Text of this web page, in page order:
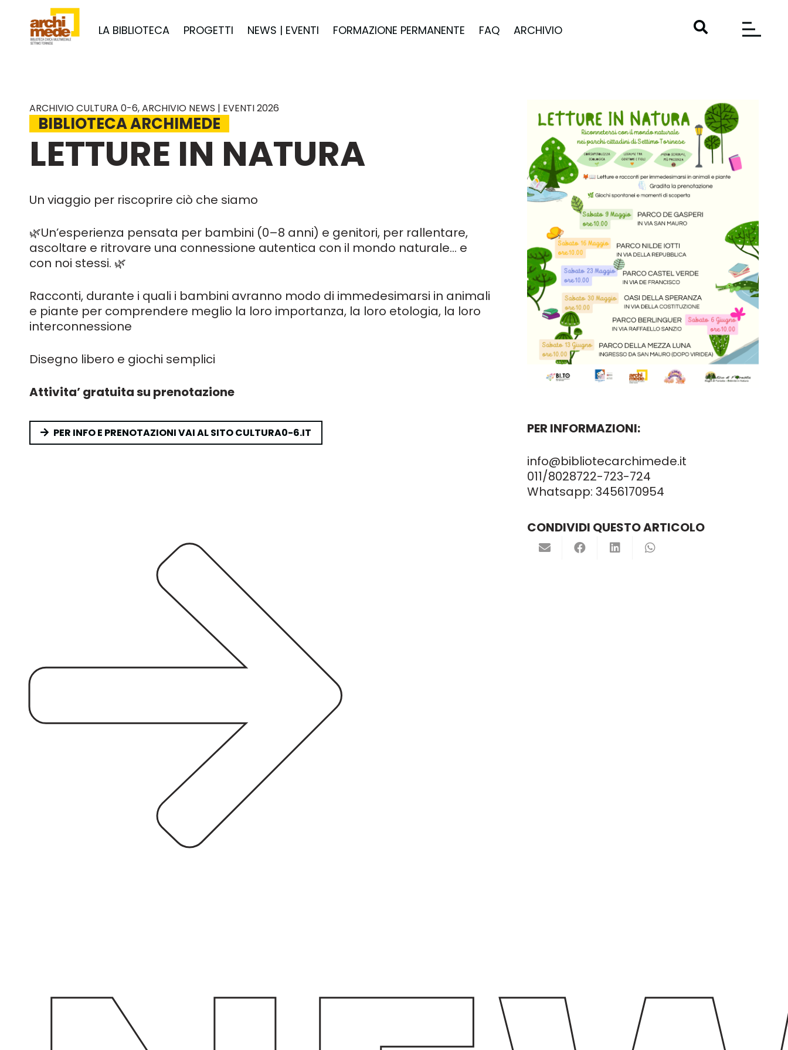
LA BIBLIOTECA PROGETTI NEWS | EVENTI FORMAZIONE PERMANENTE FAQ ARCHIVIO
ARCHIVIO CULTURA 0-6,ARCHIVIO NEWS | EVENTI 2026
BIBLIOTECA ARCHIMEDE
LETTURE IN NATURA
Un viaggio per riscoprire ciò che siamo
🌿Un’esperienza pensata per bambini (0–8 anni) e genitori, per rallentare,
ascoltare e ritrovare una connessione autentica con il mondo naturale… e
con noi stessi. 🌿
Racconti, durante i quali i bambini avranno modo di immedesimarsi in animali
e piante per comprendere meglio la loro importanza, la loro etologia, la loro
interconnessione
Disegno libero e giochi semplici
Attivita’ gratuita su prenotazione
PER INFO E PRENOTAZIONI VAI AL SITO CULTURA0-6.IT
PER INFORMAZIONI:
info@bibliotecarchimede.it
011/8028722-723-724
Whatsapp:3456170954
CONDIVIDI QUESTO ARTICOLO